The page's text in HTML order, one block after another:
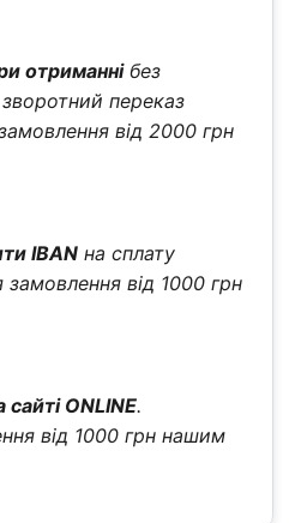
отриманнібез
зворотний переказ
від 2000 грн
IBAN на сплату
від 1000 грн
сайті ONLINE.
від 1000 грн нашим